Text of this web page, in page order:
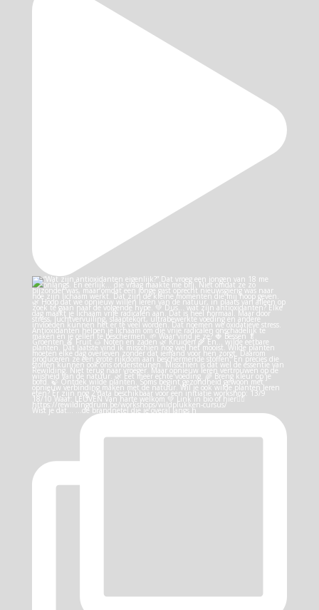
Wist je dat… …de brandnetel die je overal langs h